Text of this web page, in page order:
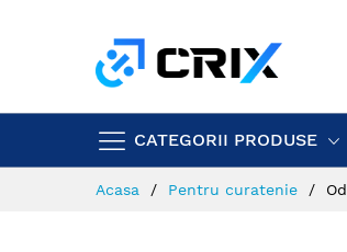
CATEGORII PRODUSE
Acasa Pentru curatenie